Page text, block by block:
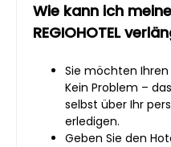
Wie kann ich
REGIOHOTEL
Sie möchten
Kein Problem –
selbst über Ihr
erledigen.
Geben Sie den